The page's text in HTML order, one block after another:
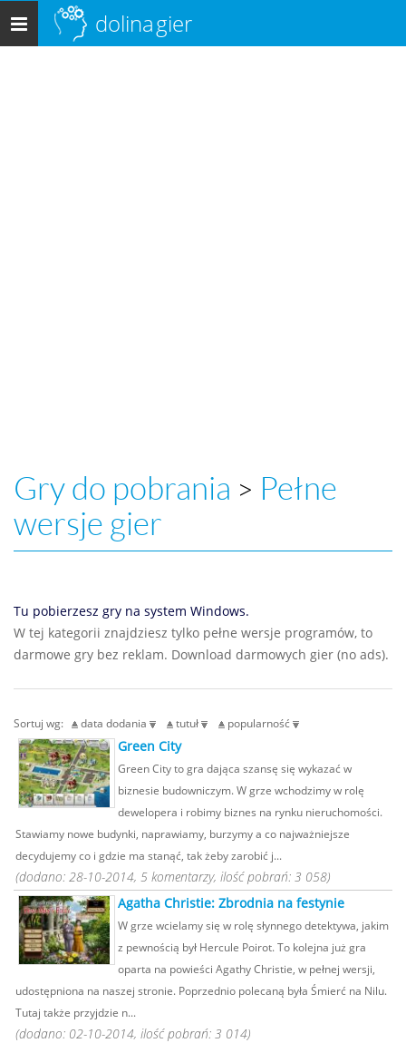
Menu
główne
dolinagier
Gry do pobrania > Pełne
wersje gier
Tu pobierzesz gry na system Windows.
W tej kategorii znajdziesz tylko pełne wersje programów, to
darmowe gry bez reklam. Download darmowych gier (no ads).
Sortuj wg: data dodania tutuł popularność
Green City
Green City to gra dająca szansę się wykazać w
biznesie budowniczym. W grze wchodzimy w rolę
dewelopera i robimy biznes na rynku nieruchomości.
Stawiamy nowe budynki, naprawiamy, burzymy a co najważniejsze
decydujemy co i gdzie ma stanąć, tak żeby zarobić j...
(dodano: 28-10-2014, 5 komentarzy, ilość pobrań: 3 058)
Agatha Christie: Zbrodnia na festynie
W grze wcielamy się w rolę słynnego detektywa, jakim
z pewnością był Hercule Poirot. To kolejna już gra
oparta na powieści Agathy Christie, w pełnej wersji,
udostępniona na naszej stronie. Poprzednio polecaną była Śmierć na Nilu.
Tutaj także przyjdzie n...
(dodano: 02-10-2014, ilość pobrań: 3 014)